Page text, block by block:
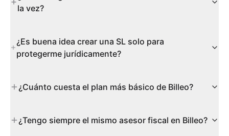
la vez?
¿Es buena idea crear una SL solo para
protegerme jurídicamente?
¿Cuánto cuesta el plan más básico de Billeo?
¿Tengo siempre el mismo asesor fiscal en Billeo?